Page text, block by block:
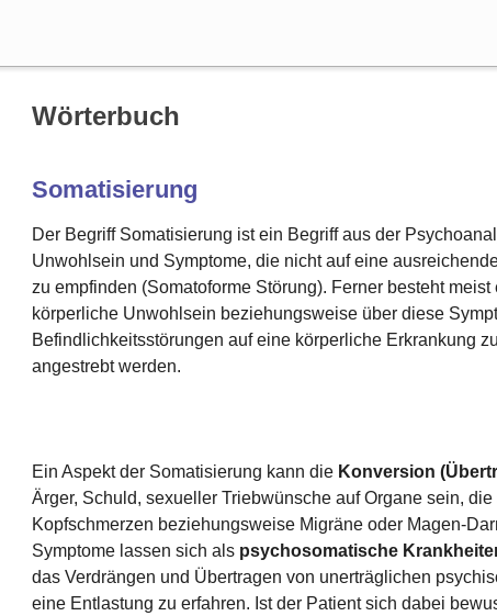
Englisch
Wörterbuch
Somatisierung
Der Begriff Somatisierung ist ein Begriff aus der
Unwohlsein und Symptome, die nicht auf eine
zu empfinden (Somatoforme Störung). Ferner besteht meist
körperliche Unwohlsein beziehungsweise über diese
Befindlichkeitsstörungen auf eine körperliche Erkrankung
angestrebt werden.
Ein Aspekt der Somatisierung kann die Konversion
Ärger, Schuld, sexueller Triebwünsche auf Organe sein,
Kopfschmerzen beziehungsweise Migräne oder Magen-
Symptome lassen sich als psychosomatische
das Verdrängen und Übertragen von unerträglichen
eine Entlastung zu erfahren. Ist der Patient sich dabei